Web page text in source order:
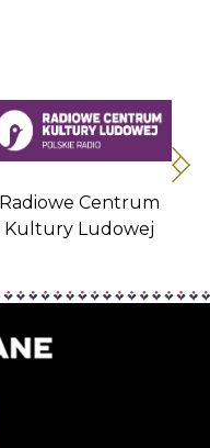
Radiowe Centrum
Kultury Ludowej